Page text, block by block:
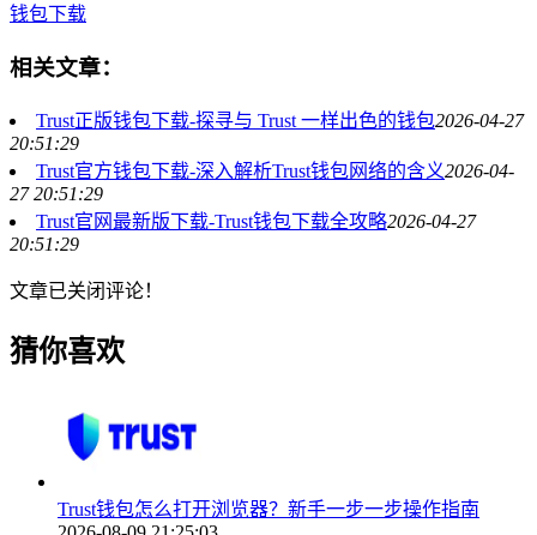
钱包下载
相关文章：
Trust正版钱包下载-探寻与 Trust 一样出色的钱包2026-04-27
20:51:29
Trust官方钱包下载-深入解析Trust钱包网络的含义2026-04-
27 20:51:29
Trust官网最新版下载-Trust钱包下载全攻略2026-04-27
20:51:29
文章已关闭评论！
猜你喜欢
Trust钱包怎么打开浏览器？新手一步一步操作指南